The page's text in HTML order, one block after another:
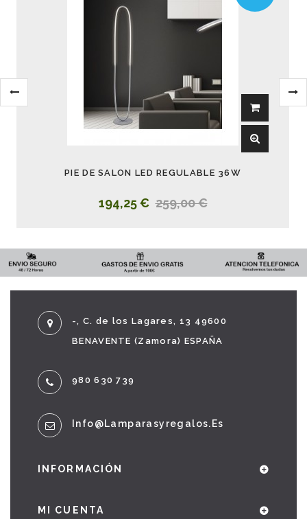
PIE DE SALON LED REGULABLE 36W
194,25 € 259,00 €
-, C. de los Lagares, 13 49600
BENAVENTE (Zamora) ESPAÑA
980 630 739
Info@lamparasyregalos.es
INFORMACIÓN
MI CUENTA